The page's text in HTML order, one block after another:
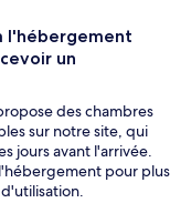
l'hébergement
un
des chambres
sur notre site, qui
jours avant l'arrivée.
pour plus